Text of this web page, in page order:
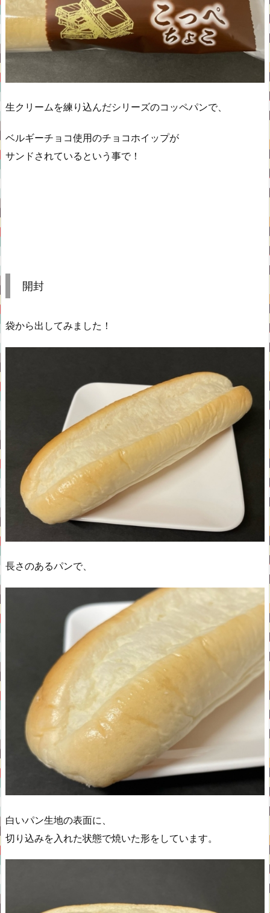
生クリームを練り込んだシリーズのコッペパンで、
ベルギーチョコ使用のチョコホイップが
サンドされているという事で！
開封
袋から出してみました！
長さのあるパンで、
白いパン生地の表面に、
切り込みを入れた状態で焼いた形をしています。